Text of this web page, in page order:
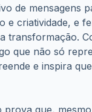
de mensagens
e criatividade, e
transformação.
que não só
e inspira
prova que,